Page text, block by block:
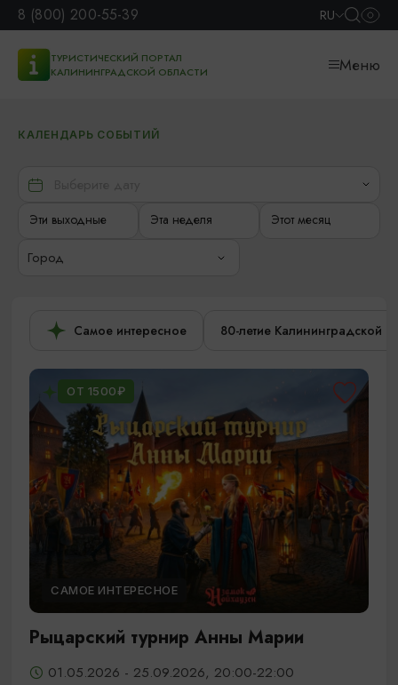
8 (800) 200-55-39 RU
ТУРИСТИЧЕСКИЙ ПОРТАЛ
КАЛИНИНГРАДСКОЙ ОБЛАСТИ
Меню
КАЛЕНДАРЬ СОБЫТИЙ
Эти выходные Эта неделя Этот месяц
Город
Самое интересное 80-летие Калининградской
ОТ 1500₽
САМОЕ ИНТЕРЕСНОЕ
Рыцарский турнир Анны Марии
01.05.2026 - 25.09.2026, 20:00-22:00